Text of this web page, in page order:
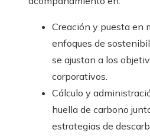
Creación y puesta en
enfoques de
se ajustan a los
corporativos.
Cálculo y
huella de carbono
estrategias de